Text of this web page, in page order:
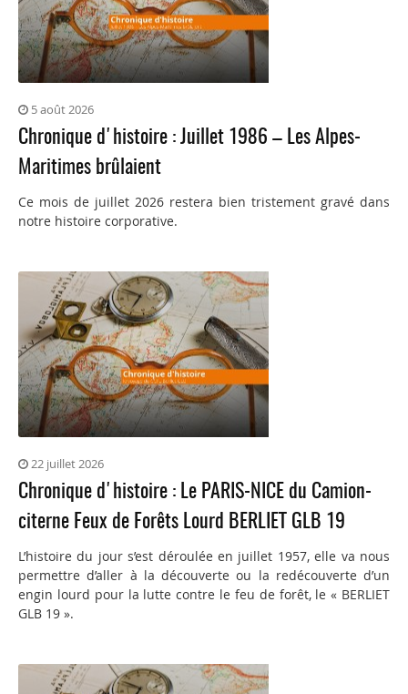
5 août 2026
Chronique d'histoire : Juillet 1986 – Les Alpes-
Maritimes brûlaient
Ce mois de juillet 2026 restera bien tristement gravé dans
notre histoire corporative.
22 juillet 2026
Chronique d'histoire : Le PARIS-NICE du Camion-
citerne Feux de Forêts Lourd BERLIET GLB 19
L’histoire du jour s’est déroulée en juillet 1957, elle va nous
permettre d’aller à la découverte ou la redécouverte d’un
engin lourd pour la lutte contre le feu de forêt, le « BERLIET
GLB 19 ».